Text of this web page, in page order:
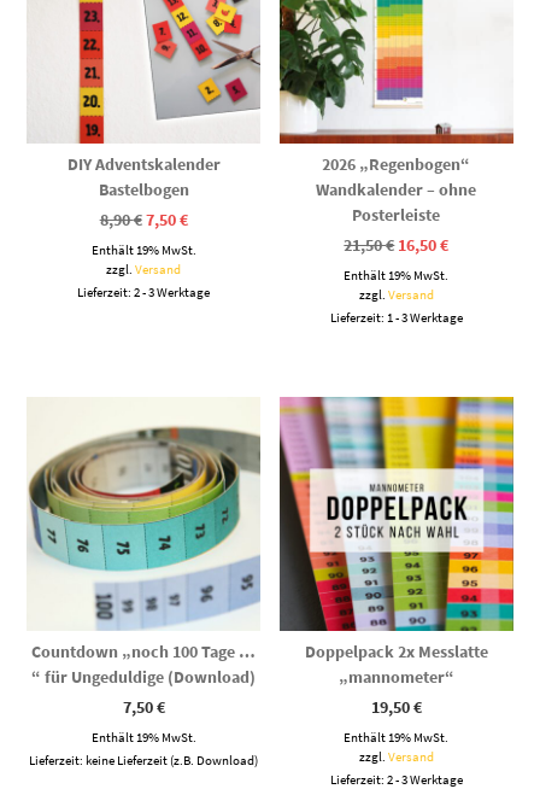
DIY Adventskalender
Bastelbogen
8,90€Ursprünglicher
Preis
war:
8,90 €
7,50€Aktueller
ist:
Enthält 19% MwSt.
zzgl.Versand
Lieferzeit: 2 - 3 Werktage
2026 „Regenbogen“
Wandkalender – ohne
Posterleiste
21,50€ Ursprünglicher
Preis
war:
21,50 €
16,50€Aktueller
Enthält 19% MwSt.
zzgl. Versand
Lieferzeit: 1 - 3 Werktage
Countdown „noch 100 Tage …
“ für Ungeduldige (Download)
7,50€
Enthält 19% MwSt.
Lieferzeit: keine Lieferzeit (z.B. Download)
Doppelpack 2x Messlatte
„mannometer“
19,50€
Enthält 19% MwSt.
zzgl. Versand
Lieferzeit: 2 - 3 Werktage